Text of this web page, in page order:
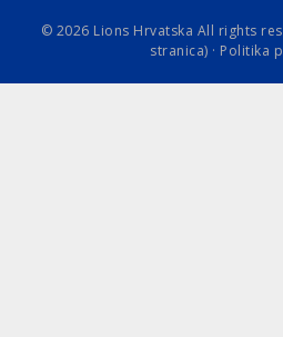
© 2026 Lions Hrvatska All rights
stranica) · Politika